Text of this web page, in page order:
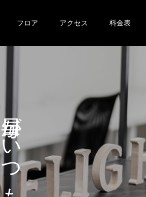
フロア アクセス 料金表
が
い
つ
も